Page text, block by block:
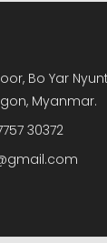
Bo Yar
Myanmar.
30372